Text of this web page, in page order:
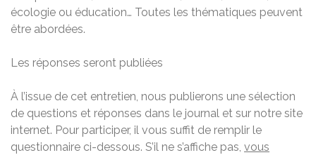
écologie ou éducation… Toutes les thématiques peuvent
être abordées.
Les réponses seront publiées
À l’issue de cet entretien, nous publierons une sélection
de questions et réponses dans le journal et sur notre site
internet. Pour participer, il vous suffit de remplir le
questionnaire ci-dessous. S’il ne s’affiche pas, vous